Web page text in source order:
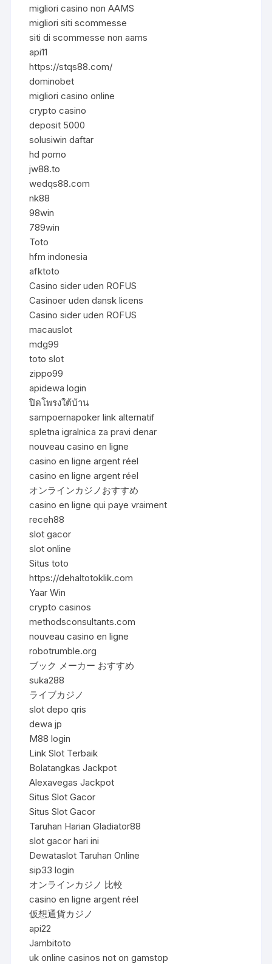
migliori casino non AAMS
migliori siti scommesse
siti di scommesse non aams
api11
https://stqs88.com/
dominobet
migliori casino online
crypto casino
deposit 5000
solusiwin daftar
hd porno
jw88.to
wedqs88.com
nk88
98win
789win
Toto
hfm indonesia
afktoto
Casino sider uden ROFUS
Casinoer uden dansk licens
Casino sider uden ROFUS
macauslot
mdg99
toto slot
zippo99
apidewa login
ปิดโพรงใต้บ้าน
sampoernapoker link alternatif
spletna igralnica za pravi denar
nouveau casino en ligne
casino en ligne argent réel
casino en ligne argent réel
オンラインカジノおすすめ
casino en ligne qui paye vraiment
receh88
slot gacor
slot online
Situs toto
https://dehaltotoklik.com
Yaar Win
crypto casinos
methodsconsultants.com
nouveau casino en ligne
robotrumble.org
ブック メーカー おすすめ
suka288
ライブカジノ
slot depo qris
dewa jp
M88 login
Link Slot Terbaik
Bolatangkas Jackpot
Alexavegas Jackpot
Situs Slot Gacor
Situs Slot Gacor
Taruhan Harian Gladiator88
slot gacor hari ini
Dewataslot Taruhan Online
sip33 login
オンラインカジノ 比較
casino en ligne argent réel
仮想通貨カジノ
api22
Jambitoto
uk online casinos not on gamstop